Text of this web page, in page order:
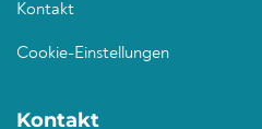
Kontakt
Cookie-Einstellungen
Kontakt